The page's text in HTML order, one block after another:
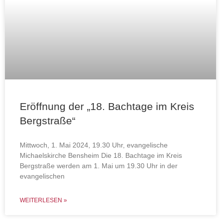
Eröffnung der „18. Bachtage im Kreis
Bergstraße“
Mittwoch, 1. Mai 2024, 19.30 Uhr, evangelische
Michaelskirche Bensheim Die 18. Bachtage im Kreis
Bergstraße werden am 1. Mai um 19.30 Uhr in der
evangelischen
WEITERLESEN »